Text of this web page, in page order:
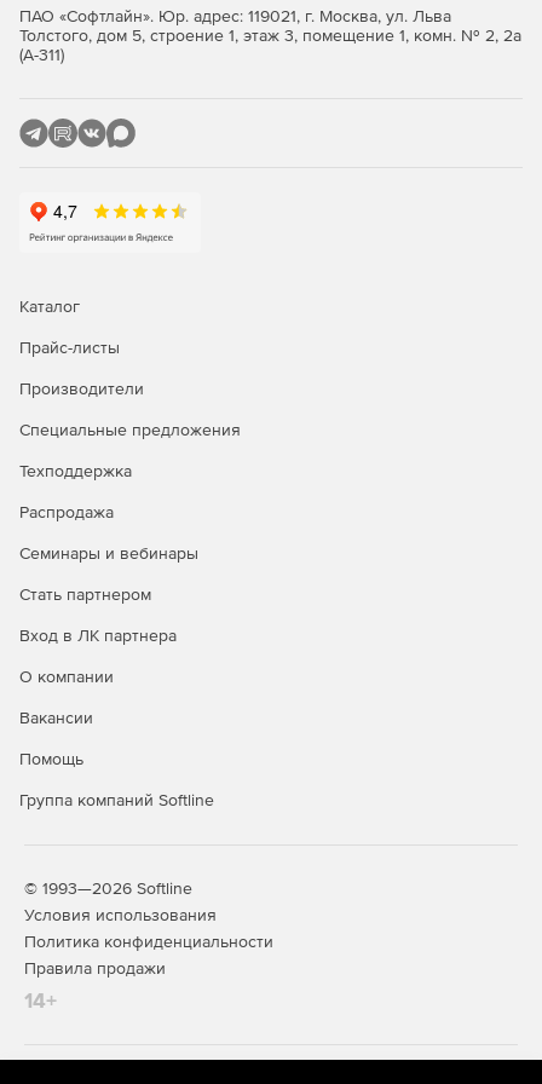
автоматизируют трассировку.
Analytics.
Поддержка новейших процессоров Intel.
приложений из Arduino Create в Intel System Studio.
ПАО «Софтлайн». Юр. адрес: 119021, г. Москва, ул. Льва
Толстого, дом 5, строение 1, этаж 3, помещение 1, комн. № 2, 2а
(А-311)
Каталог
Прайс-листы
Производители
Специальные предложения
Техподдержка
Распродажа
Семинары и вебинары
Стать партнером
Вход в ЛК партнера
О компании
Вакансии
Помощь
Группа компаний Softline
© 1993—2026 Softline
Условия использования
Политика конфиденциальности
Правила продажи
14+